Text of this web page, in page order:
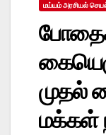
மய்யம் அரசியல்
முதல்
மக்கள்